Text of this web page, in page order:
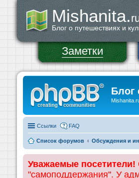
Mishanita.
Блог о путешествиях и
Заметки
Блог
Ссылки FAQ
Список форумов Обсуждения и
Уважаемые посетители!
"самоподдержания". У